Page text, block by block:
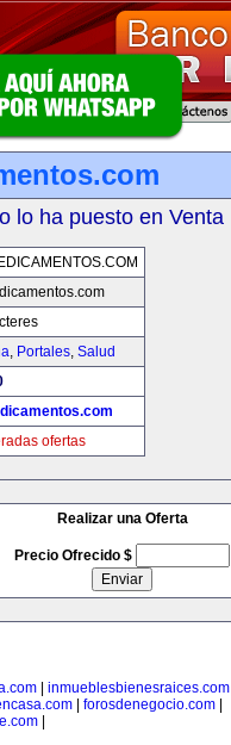
lo ha puesto en Venta
, Portales, Salud
ofertas
Realizar una Oferta
Precio Ofrecido $
inmueblesbienesraices.com
| forosdenegocio.com|